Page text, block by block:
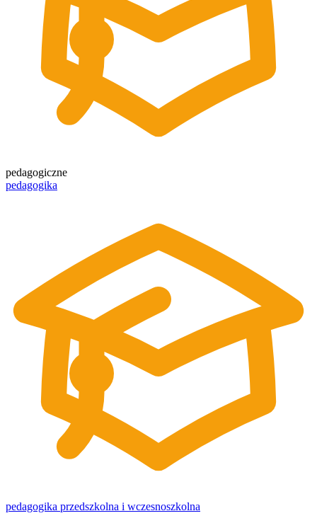
pedagogiczne
pedagogika
pedagogika przedszkolna i wczesnoszkolna